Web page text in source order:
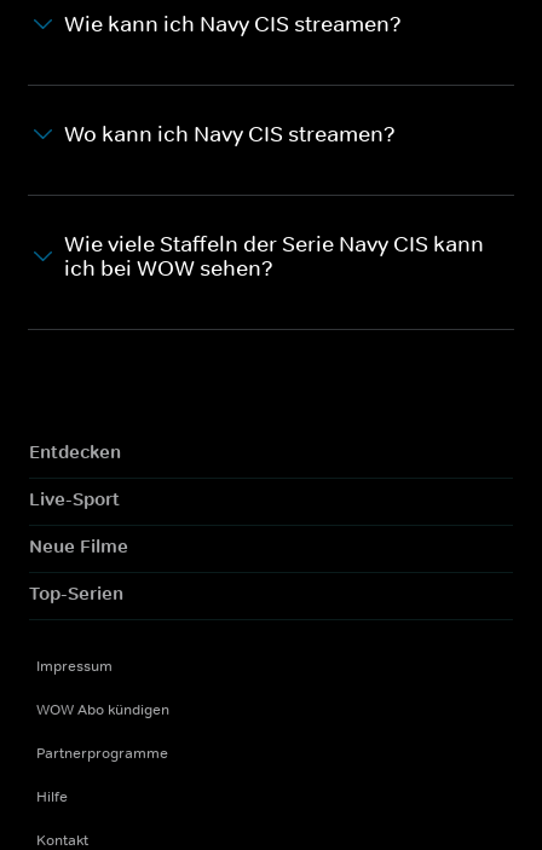
Wie kann ich Navy CIS streamen?
Wo kann ich Navy CIS streamen?
Wie viele Staffeln der Serie Navy CIS kann
ich bei WOW sehen?
Entdecken
Live-Sport
Neue Filme
Top-Serien
Impressum
WOW Abo kündigen
Partnerprogramme
Hilfe
Kontakt